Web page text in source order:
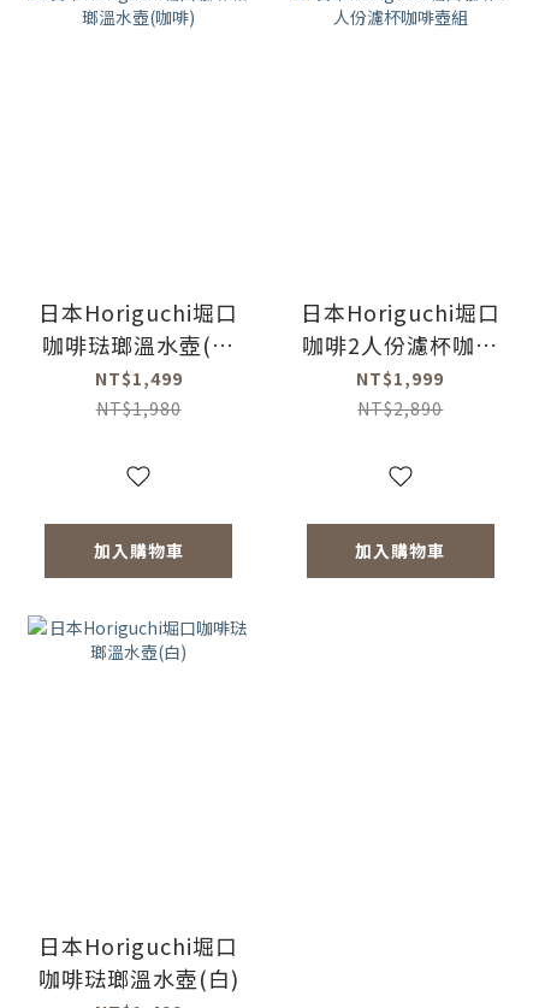
日本Horiguchi堀口
咖啡琺瑯溫水壺(咖
啡)
NT$1,499
NT$1,980
加入購物車
日本Horiguchi堀口
咖啡2人份濾杯咖啡
壺組
NT$1,999
NT$2,890
加入購物車
日本Horiguchi堀口
咖啡琺瑯溫水壺(白)